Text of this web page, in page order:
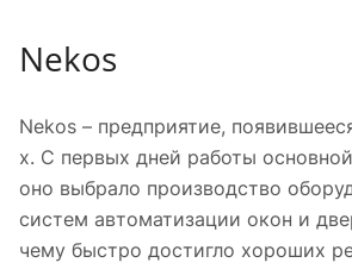
Nekos
Nekos – предприятие,
х. С первых дней работы
оно выбрало производство
систем автоматизации окон и
чему быстро достигло хороших